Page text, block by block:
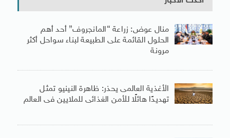
منال عوض: زراعة “المانجروف” أحد أهم
الحلول القائمة على الطبيعة لبناء سواحل أكثر
مرونة
الأغذية العالمى يحذر: ظاهرة النينيو تمثل
تهديدًا هائلًا للأمن الغذائى للملايين فى العالم